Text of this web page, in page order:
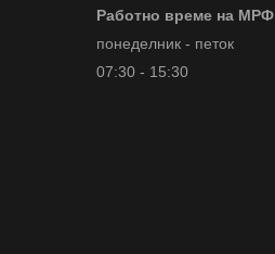
Работно време на МРФ
понеделник - петок
07:30 - 15:30